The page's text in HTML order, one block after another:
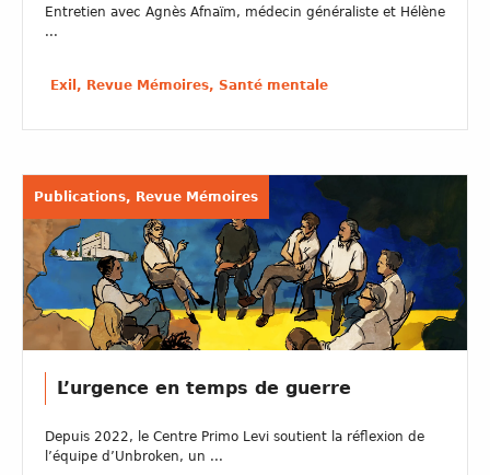
Entretien avec Agnès Afnaïm, médecin généraliste et Hélène
...
Exil, Revue Mémoires, Santé mentale
Publications, Revue Mémoires
L’urgence en temps de guerre
Depuis 2022, le Centre Primo Levi soutient la réflexion de
l’équipe d’Unbroken, un ...